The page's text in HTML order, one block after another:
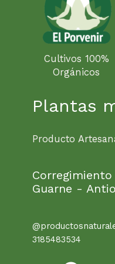
Cultivos 100%
Orgánicos
Plantas
Producto
Guarne -
3185483534